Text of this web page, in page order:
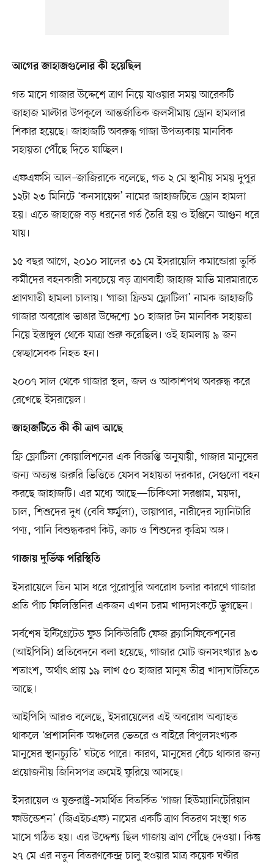
আগের জাহাজগুলোর কী হয়েছিল
গত মাসে গাজার উদ্দেশে ত্রাণ নিয়ে যাওয়ার সময় আরেকটি
জাহাজ মাল্টার উপকূলে আন্তর্জাতিক জলসীমায় ড্রোন হামলার
শিকার হয়েছে। জাহাজটি অবরুদ্ধ গাজা উপত্যকায় মানবিক
সহায়তা পৌঁছে দিতে যাচ্ছিল।
এফএফসি আল–জাজিরাকে বলেছে, গত ২ মে স্থানীয় সময় দুপুর
১২টা ২৩ মিনিটে ‘কনসায়েন্স’ নামের জাহাজটিতে ড্রোন হামলা
হয়। এতে জাহাজে বড় ধরনের গর্ত তৈরি হয় ও ইঞ্জিনে আগুন ধরে
যায়।
১৫ বছর আগে, ২০১০ সালের ৩১ মে ইসরায়েলি কমান্ডোরা তুর্কি
কর্মীদের বহনকারী সবচেয়ে বড় ত্রাণবাহী জাহাজ মাভি মারমারাতে
প্রাণঘাতী হামলা চালায়। ‘গাজা ফ্রিডম ফ্লোটিলা’ নামক জাহাজটি
গাজার অবরোধ ভাঙার উদ্দেশ্যে ১০ হাজার টন মানবিক সহায়তা
নিয়ে ইস্তাম্বুল থেকে যাত্রা শুরু করেছিল। ওই হামলায় ৯ জন
স্বেচ্ছাসেবক নিহত হন।
২০০৭ সাল থেকে গাজার স্থল, জল ও আকাশপথ অবরুদ্ধ করে
রেখেছে ইসরায়েল।
জাহাজটিতে কী কী ত্রাণ আছে
ফ্রি ফ্লোটিলা কোয়ালিশনের এক বিজ্ঞপ্তি অনুযায়ী, গাজার মানুষের
জন্য অত্যন্ত জরুরি ভিত্তিতে যেসব সহায়তা দরকার, সেগুলো বহন
করছে জাহাজটি। এর মধ্যে আছে—চিকিৎসা সরঞ্জাম, ময়দা,
চাল, শিশুদের দুধ (বেবি ফর্মুলা), ডায়াপার, নারীদের স্যানিটারি
পণ্য, পানি বিশুদ্ধকরণ কিট, ক্রাচ ও শিশুদের কৃত্রিম অঙ্গ।
গাজায় দুর্ভিক্ষ পরিস্থিতি
ইসরায়েলে তিন মাস ধরে পুরোপুরি অবরোধ চলার কারণে গাজার
প্রতি পাঁচ ফিলিস্তিনির একজন এখন চরম খাদ্যসংকটে ভুগছেন।
সর্বশেষ ইন্টিগ্রেটেড ফুড সিকিউরিটি ফেজ ক্ল্যাসিফিকেশনের
(আইপিসি) প্রতিবেদনে বলা হয়েছে, গাজার মোট জনসংখ্যার ৯৩
শতাংশ, অর্থাৎ প্রায় ১৯ লাখ ৫০ হাজার মানুষ তীব্র খাদ্যঘাটতিতে
আছে।
আইপিসি আরও বলেছে, ইসরায়েলের এই অবরোধ অব্যাহত
থাকলে ‘প্রশাসনিক অঞ্চলের ভেতরে ও বাইরে বিপুলসংখ্যক
মানুষের স্থানচ্যুতি’ ঘটতে পারে। কারণ, মানুষের বেঁচে থাকার জন্য
প্রয়োজনীয় জিনিসপত্র ক্রমেই ফুরিয়ে আসছে।
ইসরায়েল ও যুক্তরাষ্ট্র–সমর্থিত বিতর্কিত ‘গাজা হিউম্যানিটেরিয়ান
ফাউন্ডেশন’ (জিএইচএফ) নামের একটি ত্রাণ বিতরণ সংস্থা গত
মাসে গঠিত হয়। এর উদ্দেশ্য ছিল গাজায় ত্রাণ পৌঁছে দেওয়া। কিন্তু
২৭ মে এর নতুন বিতরণকেন্দ্র চালু হওয়ার মাত্র কয়েক ঘণ্টার